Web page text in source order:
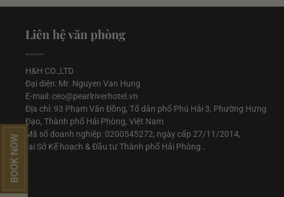
Liên hệ văn phòng
H&H CO.,LTD
Đại diện: Mr. Nguyen Van Hung
E-mail: ceo@pearlriverhotel.vn
Địa chỉ: 93 Phạm Văn Đồng, Tổ dân phố Phú Hải 3, Phường Hưng
Đạo, Thành phố Hải Phòng, Việt Nam
Mã số doanh nghiệp: 0200545272, ngày cấp 27/11/2014,
tại Sở Kế hoạch & Đầu tư Thành phố Hải Phòng..
BOOK NOW